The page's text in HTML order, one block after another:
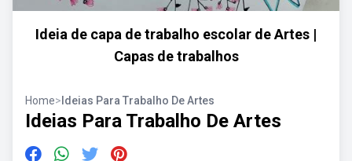
Ideia de capa de trabalho escolar de Artes |
Capas de trabalhos
Home> Ideias Para Trabalho De Artes
Ideias Para Trabalho De Artes